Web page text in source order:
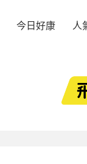
今日好康 人